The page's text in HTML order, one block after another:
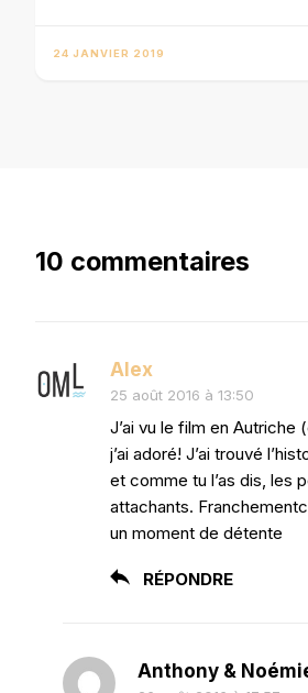
24 JANVIER 2019
10 commentaires
Alex
25 août 2016 à 13:50
J’ai vu le film en Autriche
j’ai adoré! J’ai trouvé
et comme tu l’as dis, les
attachants.
un moment de détente
RÉPONDRE
Anthony &